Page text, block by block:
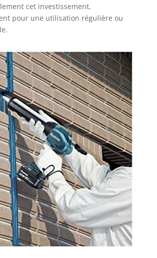
cet investissement,
pour une utilisation régulière ou